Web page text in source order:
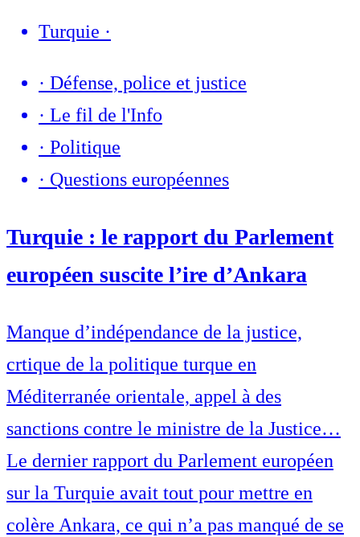
Turquie ·
· Défense, police et justice
· Le fil de l'Info
· Politique
· Questions européennes
Turquie : le rapport du Parlement
européen suscite l’ire d’Ankara
Manque d’indépendance de la justice,
crtique de la politique turque en
Méditerranée orientale, appel à des
sanctions contre le ministre de la Justice…
Le dernier rapport du Parlement européen
sur la Turquie avait tout pour mettre en
colère Ankara, ce qui n’a pas manqué de se